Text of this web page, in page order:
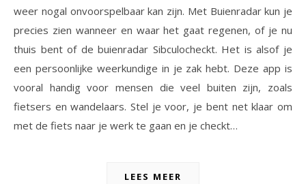
weer nogal onvoorspelbaar kan zijn. Met Buienradar kun je
precies zien wanneer en waar het gaat regenen, of je nu
thuis bent of de buienradar Sibculocheckt. Het is alsof je
een persoonlijke weerkundige in je zak hebt. Deze app is
vooral handig voor mensen die veel buiten zijn, zoals
fietsers en wandelaars. Stel je voor, je bent net klaar om
met de fiets naar je werk te gaan en je checkt…
LEES MEER